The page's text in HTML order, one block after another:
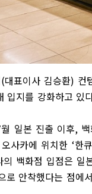
(대표이사 김승환) 컨
입지를 강화하고 있
월 일본 진출 이후,
사카에 위치한 ‘한
의 백화점 입점은 일
로 안착했다는 점에